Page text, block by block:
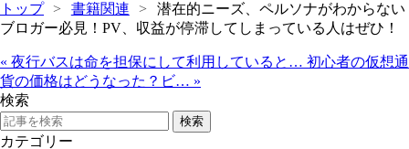
トップ > 書籍関連 >
潜在的ニーズ、ペルソナがわからない
ブロガー必見！PV、収益が停滞してしまっている人はぜひ！
« 夜行バスは命を担保にして利用していると… 初心者の仮想通
貨の価格はどうなった？ビ… »
検索
カテゴリー